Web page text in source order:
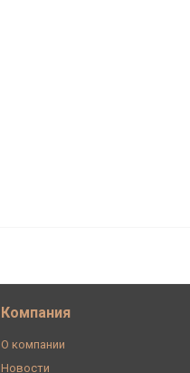
Компания
О компании
Новости